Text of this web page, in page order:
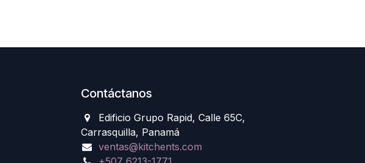
Contáctanos
Edificio Grupo Rapid, Calle 65C,
Carrasquilla, Panamá
ventas@kitchents.com